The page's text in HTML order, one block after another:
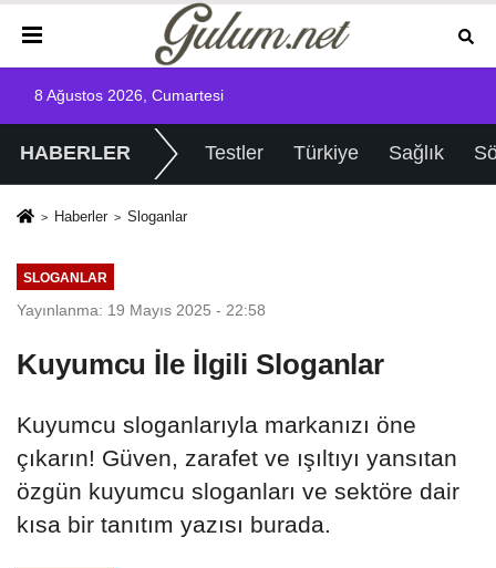
8 Ağustos 2026, Cumartesi
HABERLER Testler Türkiye Sağlık
Haberler Sloganlar
SLOGANLAR
Yayınlanma: 19 Mayıs 2025 - 22:58
Kuyumcu İle İlgili Sloganlar
Kuyumcu sloganlarıyla markanızı öne
çıkarın! Güven, zarafet ve ışıltıyı yansıtan
özgün kuyumcu sloganları ve sektöre dair
kısa bir tanıtım yazısı burada.